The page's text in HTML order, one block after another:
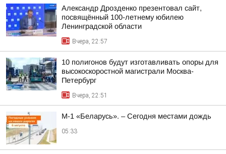
Александр Дрозденко презентовал сайт,
посвящённый 100-летнему юбилею
Ленинградской области
Вчера, 22:57
10 полигонов будут изготавливать опоры для
высокоскоростной магистрали Москва-
Петербург
Вчера, 22:51
М-1 «Беларусь». – Сегодня местами дождь
05:33